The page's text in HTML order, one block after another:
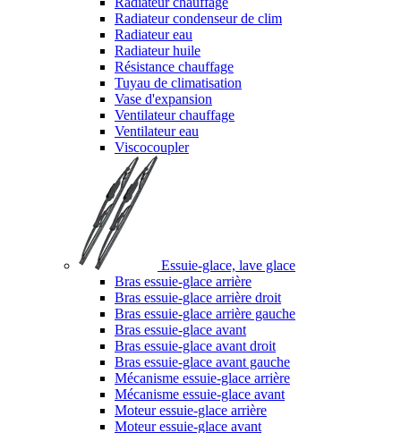
Radiateur condenseur de clim
Radiateur eau
Radiateur huile
Résistance chauffage
Tuyau de climatisation
Vase d'expansion
Ventilateur chauffage
Ventilateur eau
Viscocoupler
Essuie-glace, lave glace
Bras essuie-glace arrière
Bras essuie-glace arrière droit
Bras essuie-glace arrière gauche
Bras essuie-glace avant
Bras essuie-glace avant droit
Bras essuie-glace avant gauche
Mécanisme essuie-glace arrière
Mécanisme essuie-glace avant
Moteur essuie-glace arrière
Moteur essuie-glace avant